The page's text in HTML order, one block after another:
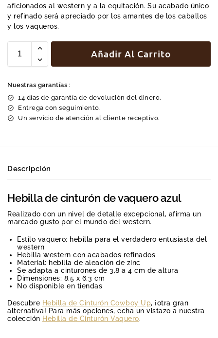
aficionados al western y a la equitación. Su acabado único
y refinado será apreciado por los amantes de los caballos
y los vaqueros.
Añadir Al Carrito
Nuestras garantías :
14 días de garantía de devolución del dinero.
Entrega con seguimiento.
Un servicio de atención al cliente receptivo.
Descripción
Hebilla de cinturón de vaquero azul
Realizado con un nivel de detalle excepcional, afirma un
marcado gusto por el mundo del western.
Estilo vaquero: hebilla para el verdadero entusiasta del
western
Hebilla western con acabados refinados
Material: hebilla de aleación de zinc
Se adapta a cinturones de 3,8 a 4 cm de altura
Dimensiones: 8,5 x 6,3 cm
No disponible en tiendas
Descubre Hebilla de Cinturón Cowboy Up, ¡otra gran
alternativa! Para más opciones, echa un vistazo a nuestra
colección Hebilla de Cinturón Vaquero.